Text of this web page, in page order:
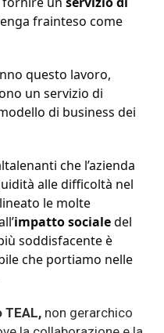
frainteso come
questo lavoro,
un servizio di
di business dei
che l’azienda
alle difficoltà nel
le molte
impatto socialedel
soddisfacente è
che portiamo nelle
non gerarchico